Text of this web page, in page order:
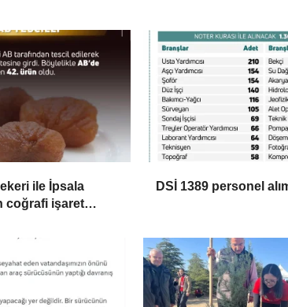
ile İpsala
coğrafi işaret
DSİ 1389 personel